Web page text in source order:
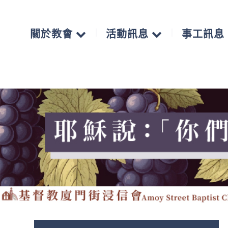
關於教會 活動訊息 事工訊息